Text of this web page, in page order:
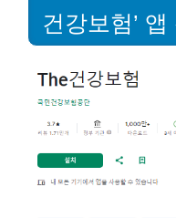
건강보험’